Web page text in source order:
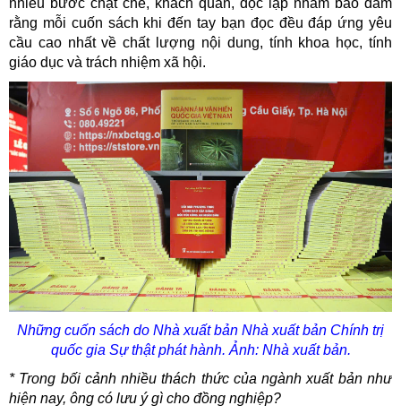
nhiều bước chặt chẽ, khách quan, độc lập nhằm bảo đảm
rằng mỗi cuốn sách khi đến tay bạn đọc đều đáp ứng yêu
cầu cao nhất về chất lượng nội dung, tính khoa học, tính
giáo dục và trách nhiệm xã hội.
Những cuốn sách do Nhà xuất bản Nhà xuất bản Chính trị
quốc gia Sự thật phát hành. Ảnh: Nhà xuất bản.
* Trong bối cảnh nhiều thách thức của ngành xuất bản như
hiện nay, ông có lưu ý gì cho đồng nghiệp?